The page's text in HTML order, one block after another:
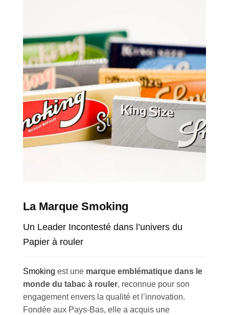
La Marque Smoking
Un Leader Incontesté dans l’univers du
Papier à rouler
Smoking est une marque emblématique dans le
monde du tabac à rouler, reconnue pour son
engagement envers la qualité et l’innovation.
Fondée aux Pays-Bas, elle a acquis une